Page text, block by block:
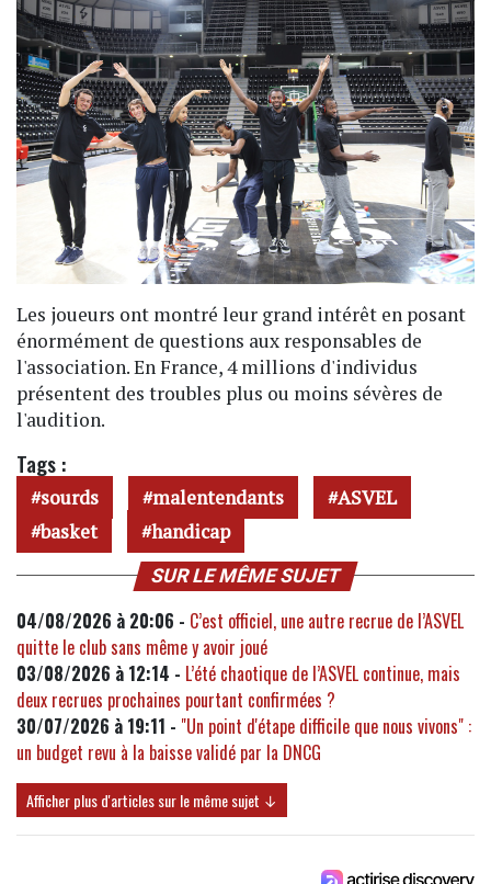
Les joueurs ont montré leur grand intérêt en posant
énormément de questions aux responsables de
l'association. En France, 4 millions d'individus
présentent des troubles plus ou moins sévères de
l'audition.
Tags :
sourds malentendants
ASVEL
basket
handicap
SUR LE MÊME SUJET
04/08/2026 à 20:06 - C’est officiel, une autre recrue de l’ASVEL
quitte le club sans même y avoir joué
03/08/2026 à 12:14 - L’été chaotique de l’ASVEL continue, mais
deux recrues prochaines pourtant confirmées ?
30/07/2026 à 19:11 - "Un point d'étape difficile que nous vivons" :
un budget revu à la baisse validé par la DNCG
Afficher plus d'articles sur le même sujet ↓